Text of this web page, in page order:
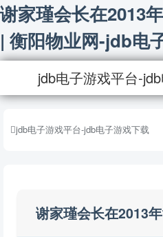
谢家瑾会长在2013
| 衡阳物业网-jdb电
jdb电子游戏平台-
jdb电子游戏平台-jdb电子游戏下载
谢家瑾会长在2013